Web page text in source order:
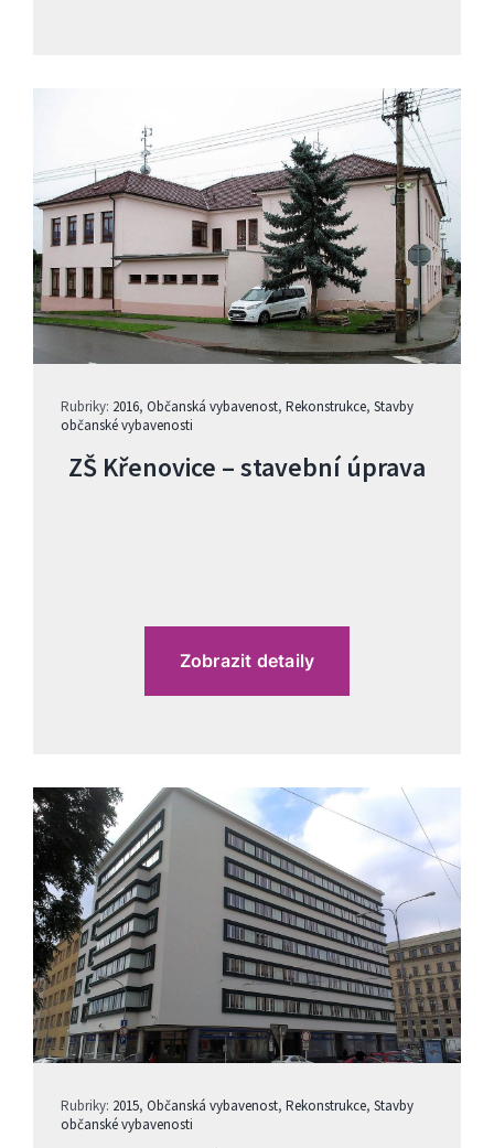
Rubriky: 2016, Občanská vybavenost, Rekonstrukce, Stavby
občanské vybavenosti
ZŠ Křenovice – stavební úprava
Zobrazit detaily
Rubriky: 2015, Občanská vybavenost, Rekonstrukce, Stavby
občanské vybavenosti